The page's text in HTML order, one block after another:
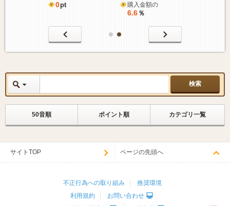
0pt 購入金額の
6.6 ％
50音順 ポイント順 カテゴリ一覧
サイトTOP ページの先頭へ
不正行為への取り組み
推奨環境
利用規約
お問い合わせ